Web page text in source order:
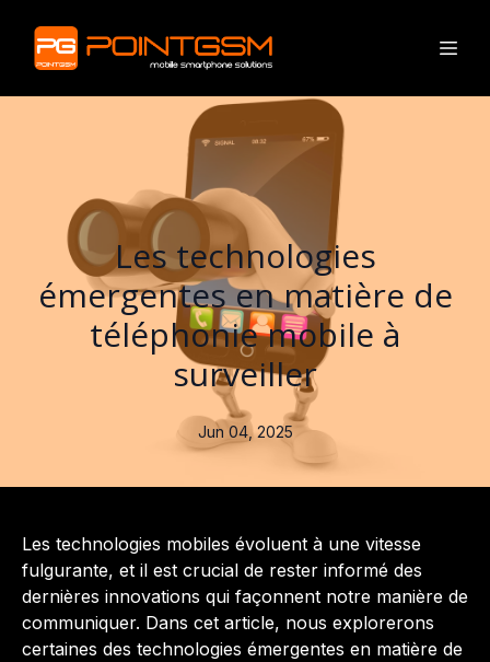
Les technologies
émergentes en matière de
téléphonie mobile à
surveiller
Jun 04, 2025
Les technologies mobiles évoluent à une vitesse
fulgurante, et il est crucial de rester informé des
dernières innovations qui façonnent notre manière de
communiquer. Dans cet article, nous explorerons
certaines des technologies émergentes en matière de